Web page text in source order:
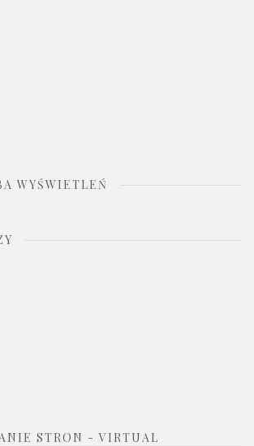
WYŚWIETLEŃ
STRON - VIRTUAL